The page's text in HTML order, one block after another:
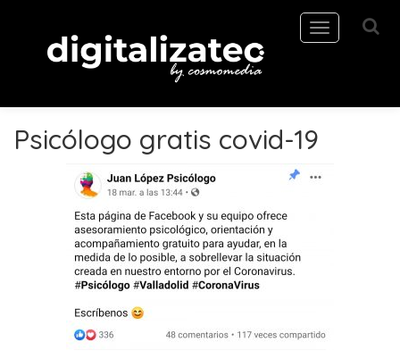
Toggle
navigation
Psicólogo gratis covid-19